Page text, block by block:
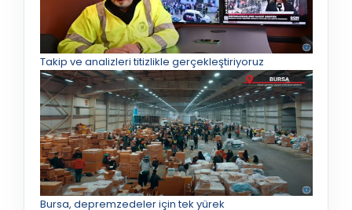
Takip ve analizleri titizlikle gerçekleştiriyoruz
Bursa, depremzedeler için tek yürek